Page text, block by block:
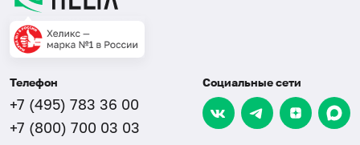
Телефон
+7 (495) 783 36 00
+7 (800) 700 03 03
Социальные сети